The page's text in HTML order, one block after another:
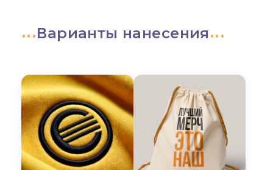
Варианты нанесения